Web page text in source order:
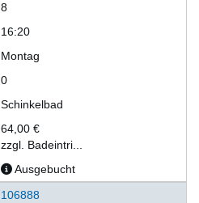
8
16:20
Montag
0
Schinkelbad
64,00 €
zzgl. Badeintri...
Ausgebucht
106888